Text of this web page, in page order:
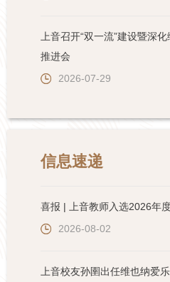
上音召开“双一流”建设暨深
推进会
2026-07-29
信息速递
喜报 | 上音教师入选2026年
2026-08-02
上音校友孙圉出任维也纳爱